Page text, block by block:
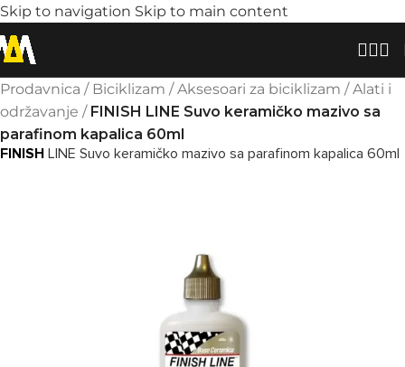
Skip to navigation Skip to main content
Prodavnica / Biciklizam /Aksesoari za biciklizam /Alati i
održavanje / FINISH LINE Suvo keramičko mazivo sa
parafinom kapalica 60ml
FINISH LINE Suvo keramičko mazivo sa parafinom kapalica 60ml